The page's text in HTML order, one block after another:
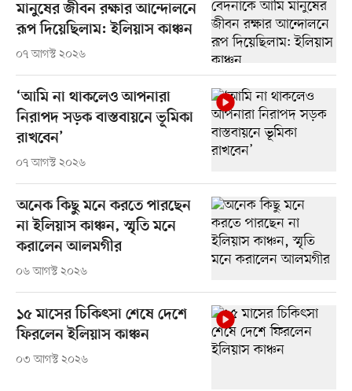
মানুষের জীবন রক্ষার আন্দোলনে
রূপ দিয়েছিলাম: ইলিয়াস কাঞ্চন
০৭ আগস্ট ২০২৬
‘আমি না থাকলেও আপনারা
নিরাপদ সড়ক বাস্তবায়নে ভূমিকা
রাখবেন’
০৭ আগস্ট ২০২৬
অনেক কিছু মনে করতে পারছেন
না ইলিয়াস কাঞ্চন, স্মৃতি মনে
করালেন আলমগীর
০৬ আগস্ট ২০২৬
১৫ মাসের চিকিৎসা শেষে দেশে
ফিরলেন ইলিয়াস কাঞ্চন
০৩ আগস্ট ২০২৬